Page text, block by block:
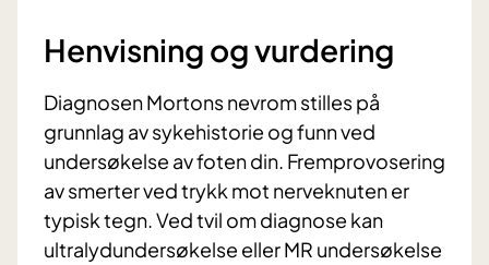
Henvisning og vurdering
Diagnosen Mortons nevrom stilles på
grunnlag av sykehistorie og funn ved
undersøkelse av foten din. Fremprovosering
av smerter ved trykk mot nerveknuten er
typisk tegn. Ved tvil om diagnose kan
ultralydundersøkelse eller MR undersøkelse